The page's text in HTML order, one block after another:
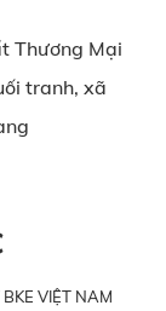
Thương Mại
tranh, xã
VIỆT NAM